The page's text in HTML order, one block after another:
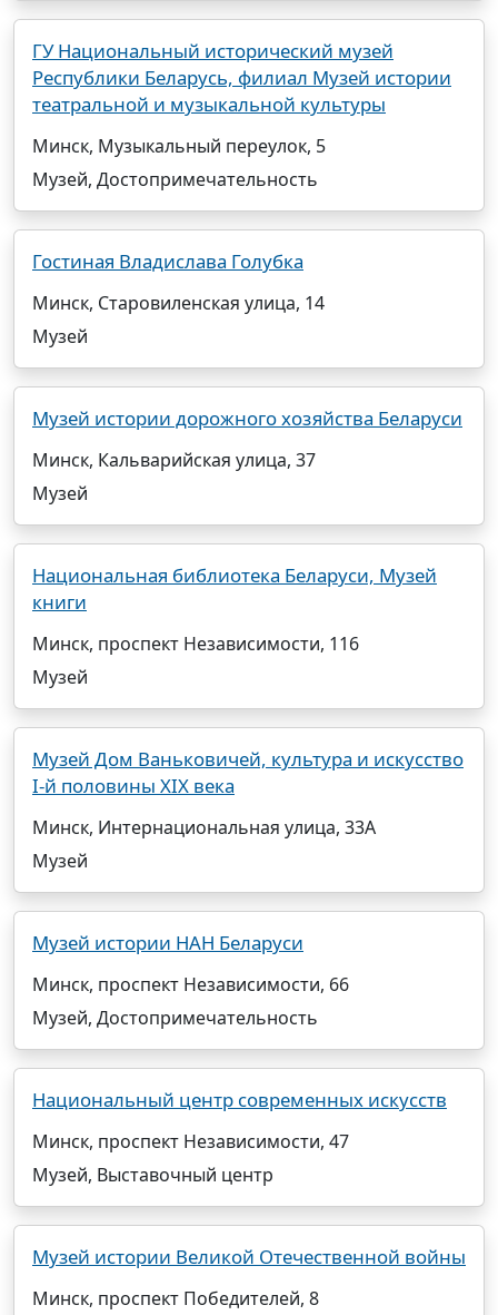
ГУ Национальный исторический музей
Республики Беларусь, филиал Музей истории
театральной и музыкальной культуры
Минск, Музыкальный переулок, 5
Музей, Достопримечательность
Гостиная Владислава Голубка
Минск, Старовиленская улица, 14
Музей
Музей истории дорожного хозяйства Беларуси
Минск, Кальварийская улица, 37
Музей
Национальная библиотека Беларуси, Музей
книги
Минск, проспект Независимости, 116
Музей
Музей Дом Ваньковичей, культура и искусство
I-й половины XIX века
Минск, Интернациональная улица, 33А
Музей
Музей истории НАН Беларуси
Минск, проспект Независимости, 66
Музей, Достопримечательность
Национальный центр современных искусств
Минск, проспект Независимости, 47
Музей, Выставочный центр
Музей истории Великой Отечественной войны
Минск, проспект Победителей, 8